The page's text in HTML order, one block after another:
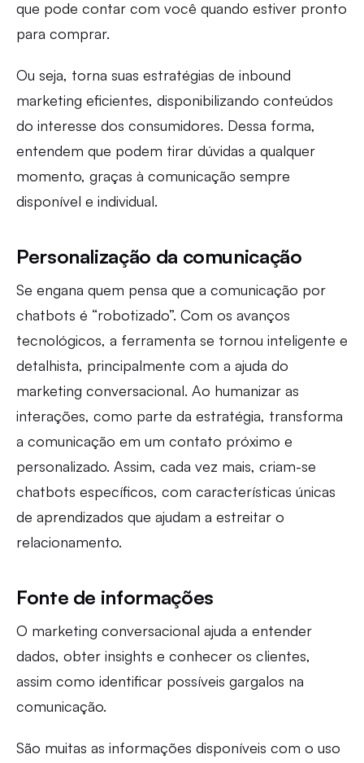
que pode contar com você quando estiver pronto
para comprar.
Ou seja, torna suas estratégias de inbound
marketing eficientes, disponibilizando conteúdos
do interesse dos consumidores. Dessa forma,
entendem que podem tirar dúvidas a qualquer
momento, graças à comunicação sempre
disponível e individual.
Personalização da comunicação
Se engana quem pensa que a comunicação por
chatbots é “robotizado”. Com os avanços
tecnológicos, a ferramenta se tornou inteligente e
detalhista, principalmente com a ajuda do
marketing conversacional. Ao humanizar as
interações, como parte da estratégia, transforma
a comunicação em um contato próximo e
personalizado. Assim, cada vez mais, criam-se
chatbots específicos, com características únicas
de aprendizados que ajudam a estreitar o
relacionamento.
Fonte de informações
O marketing conversacional ajuda a entender
dados, obter insights e conhecer os clientes,
assim como identificar possíveis gargalos na
comunicação.
São muitas as informações disponíveis com o uso